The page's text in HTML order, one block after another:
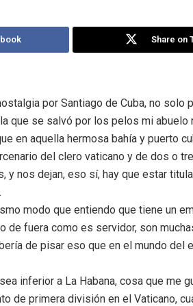
Share on
por Santiago de Cuba, no solo
que se salvó por los pelos mi abuelo
en aquella hermosa bahía y puerto
del clero vaticano y de dos o
y nos dejan, eso sí, hay que estar
modo que entiendo que tiene un
de fuera como es servidor, son
de pisar eso que en el mundo del
inferior a La Habana, cosa que me
de primera división en el Vaticano,